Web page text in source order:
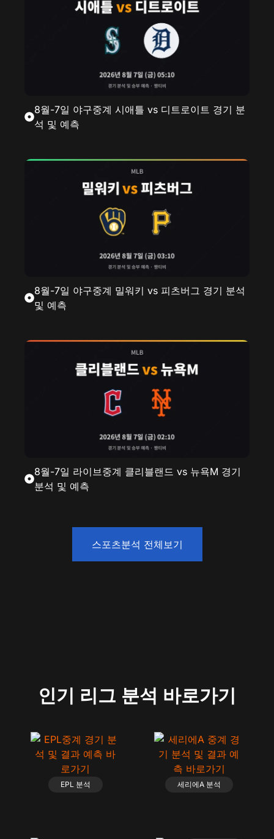
8월-7일 야구중계 시애틀 vs 디트로이트 경기 분
석 및 예측
8월-7일 야구중계 밀워키 vs 피츠버그 경기 분석
및 예측
8월-7일 라이브중계 클리블랜드 vs 뉴욕M 경기
분석 및 예측
스포츠분석 전체보기
인기 리그 분석 바로가기
EPL 분석 세리에A 분석